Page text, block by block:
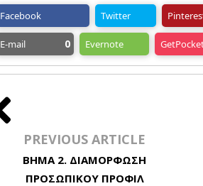
Facebook Twitter
E-mail 0 Evernote
PREVIOUS ARTICLE
ΒΗΜΑ 2. ΔΙΑΜΟΡΦΩΣΗ
ΠΡΟΣΩΠΙΚΟΥ ΠΡΟΦΙΛ